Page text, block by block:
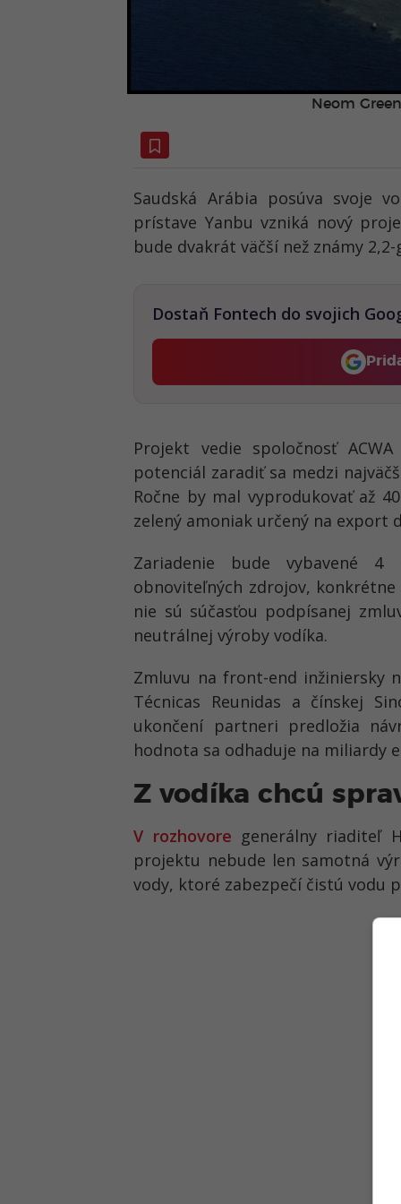
Neom
Saudská Arábia posúva svoje
prístave Yanbu vzniká nový
bude dvakrát väčší než známy
Dostaň Fontech do svojich
Projekt vedie spoločnosť
potenciál zaradiť sa medzi
Ročne by mal vyprodukovať až
zelený amoniak určený na export
Zariadenie bude vybavené 4
obnoviteľných zdrojov,
nie sú súčasťou podpísanej
neutrálnej výroby vodíka.
Zmluvu na front-end inžiniersky
Técnicas Reunidas a čínskej
ukončení partneri predložia
hodnota sa odhaduje na miliardy
Z vodíka chcú
V rozhovore generálny riaditeľ
projektu nebude len samotná
vody, ktoré zabezpečí čistú vodu